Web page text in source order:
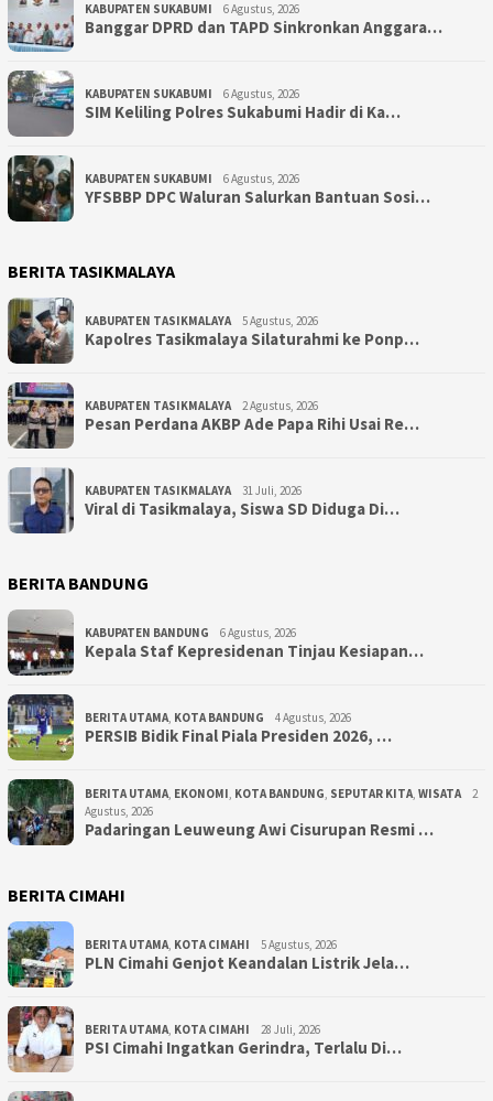
KABUPATEN SUKABUMI 6 Agustus, 2026
Banggar DPRD dan TAPD Sinkronkan Anggara…
KABUPATEN SUKABUMI 6 Agustus, 2026
SIM Keliling Polres Sukabumi Hadir di Ka…
KABUPATEN SUKABUMI 6 Agustus, 2026
YFSBBP DPC Waluran Salurkan Bantuan Sosi…
BERITA TASIKMALAYA
KABUPATEN TASIKMALAYA 5 Agustus, 2026
Kapolres Tasikmalaya Silaturahmi ke Ponp…
KABUPATEN TASIKMALAYA 2 Agustus, 2026
Pesan Perdana AKBP Ade Papa Rihi Usai Re…
KABUPATEN TASIKMALAYA 31 Juli, 2026
Viral di Tasikmalaya, Siswa SD Diduga Di…
BERITA BANDUNG
KABUPATEN BANDUNG 6 Agustus, 2026
Kepala Staf Kepresidenan Tinjau Kesiapan…
BERITA UTAMA, KOTA BANDUNG 4 Agustus, 2026
PERSIB Bidik Final Piala Presiden 2026, …
BERITA UTAMA, EKONOMI, KOTA BANDUNG, SEPUTAR KITA, WISATA
2
Agustus, 2026
Padaringan Leuweung Awi Cisurupan Resmi …
BERITA CIMAHI
BERITA UTAMA, KOTA CIMAHI 5 Agustus, 2026
PLN Cimahi Genjot Keandalan Listrik Jela…
BERITA UTAMA, KOTA CIMAHI 28 Juli, 2026
PSI Cimahi Ingatkan Gerindra, Terlalu Di…